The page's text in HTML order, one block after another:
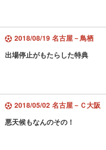
2018/08/19 名古屋－鳥栖
出場停止がもたらした特典
2018/05/02 名古屋－Ｃ大阪
悪天候もなんのその！